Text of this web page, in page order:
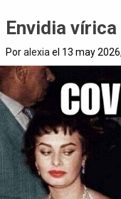
Envidia vírica
Poralexia el 13 may